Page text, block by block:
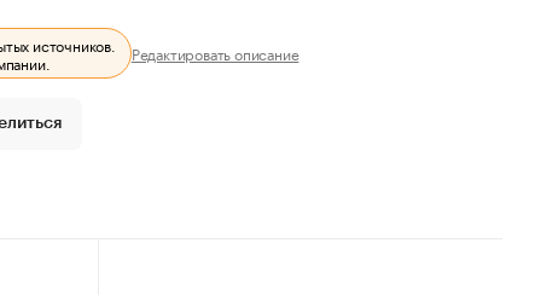
источников. Редактировать описание